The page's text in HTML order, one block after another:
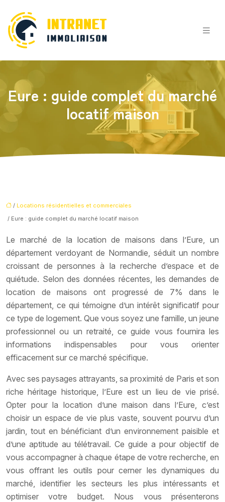
Eure : guide complet du marché
locatif maison
/ Locations résidentielles et commerciales
/ Eure : guide complet du marché locatif maison
Le marché de la location de maisons dans l’Eure, un
département verdoyant de Normandie, séduit un nombre
croissant de personnes à la recherche d’espace et de
quiétude. Selon des données récentes, les demandes de
location de maisons ont progressé de 7% dans le
département, ce qui témoigne d’un intérêt significatif pour
ce type de logement. Que vous soyez une famille, un jeune
professionnel ou un retraité, ce guide vous fournira les
informations indispensables pour vous orienter
efficacement sur ce marché spécifique.
Avec ses paysages attrayants, sa proximité de Paris et son
riche héritage historique, l’Eure est un lieu de vie prisé.
Opter pour la location d’une maison dans l’Eure, c’est
choisir un espace de vie plus vaste, souvent pourvu d’un
jardin, tout en bénéficiant d’un environnement paisible et
d’une aptitude au télétravail. Ce guide a pour objectif de
vous accompagner à chaque étape de votre recherche, en
vous offrant les outils pour cerner les dynamiques du
marché, identifier les secteurs les plus intéressants et
optimiser votre budget. Nous vous présenterons